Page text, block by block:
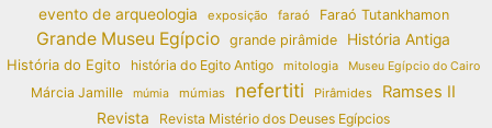
evento de arqueologia exposição faraó Faraó Tutankhamon
Grande Museu Egípcio grande pirâmide
História Antiga
História do Egito
história do Egito Antigo mitologia Museu Egípcio do Cairo
Márcia Jamille múmia múmias nefertiti Pirâmides Ramses II
Revista
Revista Mistério dos Deuses Egípcios